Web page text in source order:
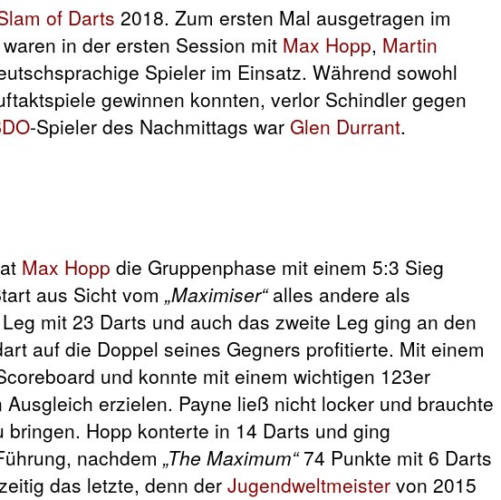
of Darts 2018. Zum ersten Mal ausgetragen im
in der ersten Session mit Max Hopp, Martin
Spieler im Einsatz. Während sowohl
gewinnen konnten, verlor Schindler gegen
-Spieler des Nachmittags war Glen Durrant.
Max Hopp die Gruppenphase mit einem 5:3 Sieg
aus Sicht vom „Maximiser“alles andere als
mit 23 Darts und auch das zweite Leg ging an den
auf die Doppel seines Gegners profitierte. Mit einem
und konnte mit einem wichtigen 123er
erzielen. Payne ließ nicht locker und brauchte
Hopp konterte in 14 Darts und ging
nachdem „The Maximum“74 Punkte mit 6 Darts
das letzte, denn der Jugendweltmeister von 2015